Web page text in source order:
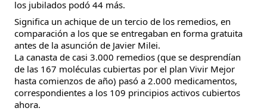
los jubilados podó 44 más.
Significa un achique de un tercio de los remedios, en
comparación a los que se entregaban en forma gratuita
antes de la asunción de Javier Milei.
La canasta de casi 3.000 remedios (que se desprendían
de las 167 moléculas cubiertas por el plan Vivir Mejor
hasta comienzos de año) pasó a 2.000 medicamentos,
correspondientes a los 109 principios activos cubiertos
ahora.